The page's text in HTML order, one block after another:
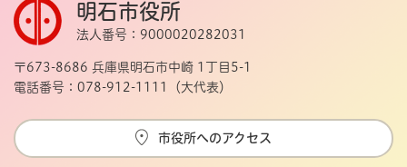
明石市役所
法人番号：9000020282031
〒673-8686 兵庫県明石市中崎 1丁目5-1
電話番号：078-912-1111（大代表）
市役所へのアクセス